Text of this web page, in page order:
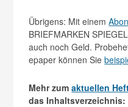
Übrigens: Mit einem
BRIEFMARKEN
auch noch Geld.
epaper können Sie
Mehr zumaktuellen
das Inhaltsverzeichnis: